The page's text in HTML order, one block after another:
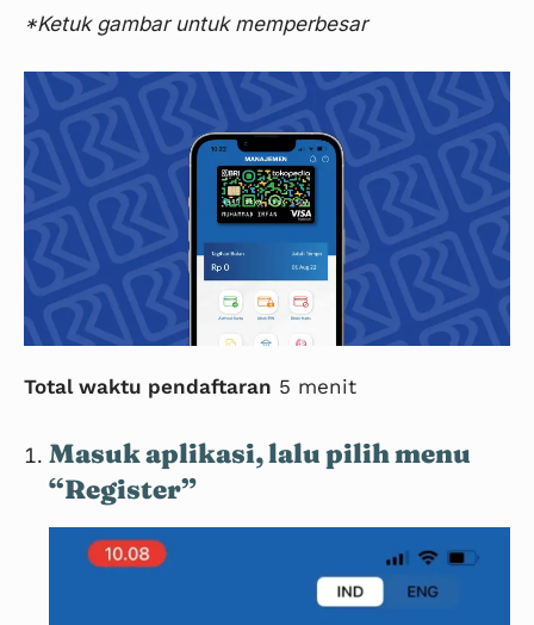
*Ketuk gambar untuk memperbesar
Total waktu pendaftaran 5 menit
Masuk aplikasi, lalu pilih menu
“Register”